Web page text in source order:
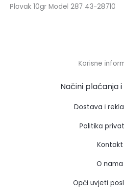
Plovak 10gr Model 287 43-28710
Korisne
Načini plaćanja
Dostava i
Politika
Kontakt
O nama
Opći uvjeti